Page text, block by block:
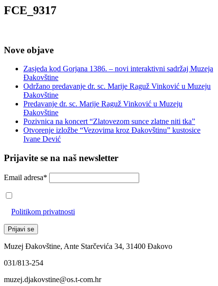
FCE_9317
Nove objave
Zasjeda kod Gorjana 1386. – novi interaktivni sadržaj Muzeja
Đakovštine
Održano predavanje dr. sc. Marije Raguž Vinković u Muzeju
Đakovštine
Predavanje dr. sc. Marije Raguž Vinković u Muzeju
Đakovštine
Pozivnica na koncert “Zlatovezom sunce zlatne niti tka”
Otvorenje izložbe “Vezovima kroz Đakovštinu” kustosice
Ivane Dević
Prijavite se na naš newsletter
Email adresa*
Politikom privatnosti
Muzej Đakovštine, Ante Starčevića 34, 31400 Đakovo
031/813-254
muzej.djakovstine@os.t-com.hr